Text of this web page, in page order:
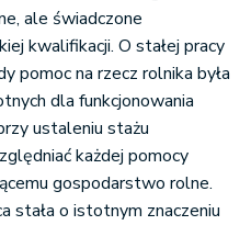
ale świadczone
kwalifikacji. O stałej pracy
pomoc na rzecz rolnika była
dla funkcjonowania
ustaleniu stażu
każdej pomocy
gospodarstwo rolne.
stała o istotnym znaczeniu